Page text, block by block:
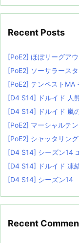
Recent Posts
[PoE2] ほぼリーグア
[PoE2] ソーサラースタ
[PoE2] テンペストMA
[D4 S14] ドルイド 人
[D4 S14] ドルイド 嵐
[PoE2] マーシャルテ
[PoE2] シャッタリン
[D4 S14] シーズン14
[D4 S14] ドルイド 凍
[D4 S14] シーズン14
Recent